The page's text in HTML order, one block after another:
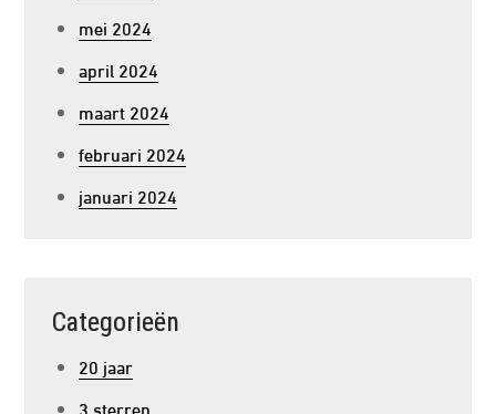
mei 2024
april 2024
maart 2024
februari 2024
januari 2024
Categorieën
20 jaar
3 sterren